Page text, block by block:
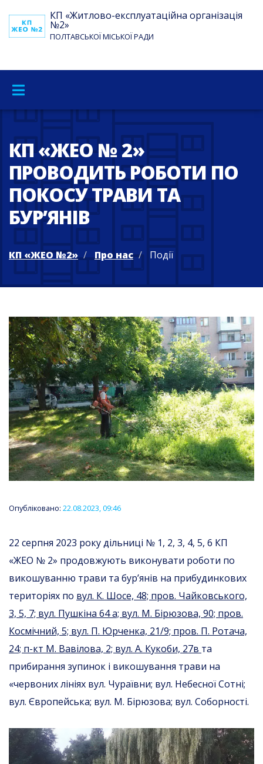
КП «Житлово-експлуатаційна організація
№2»
ПОЛТАВСЬКОЇ МІСЬКОЇ РАДИ
КП «ЖЕО № 2»
ПРОВОДИТЬ РОБОТИ ПО
ПОКОСУ ТРАВИ ТА
БУР’ЯНІВ
КП «ЖЕО №2» Про нас Події
Опубліковано: 22.08.2023, 09:46
22 серпня 2023 року дільниці № 1, 2, 3, 4, 5, 6 КП
«ЖЕО № 2» продовжують виконувати роботи по
викошуванню трави та бур’янів на прибудинкових
територіях по вул. К. Шосе, 48; пров. Чайковського,
3, 5, 7; вул. Пушкіна 64 а; вул. М. Бірюзова, 90; пров.
Космічний, 5; вул. П. Юрченка, 21/9; пров. П. Ротача,
24; п-кт М. Вавілова, 2; вул. А. Кукоби, 27в та
прибирання зупинок і викошування трави на
«червоних лініях вул. Чураївни; вул. Небесної Сотні;
вул. Європейська; вул. М. Бірюзова; вул. Соборності.